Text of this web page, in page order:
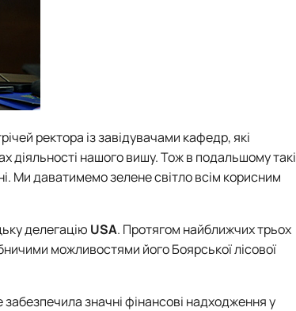
ректора із завідувачами кафедр, які
діяльності нашого вишу. Тож в подальшому такі
Ми даватимемо зелене світло всім корисним
делегацію USA. Протягом найближчих трьох
можливостями його Боярської лісової
значні фінансові надходження у